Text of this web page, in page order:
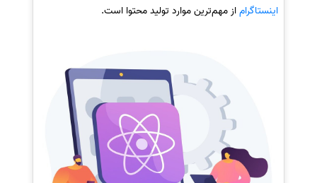
اینستاگراماز مهم‌ترین موارد تولید محتوا است.